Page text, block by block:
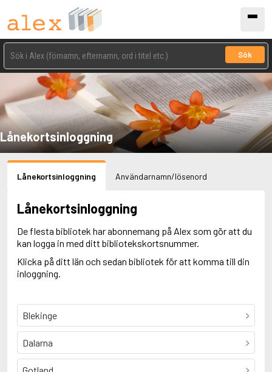
Sök
Lånekortsinloggning
Lånekortsinloggning Användarnamn/lösenord
Lånekortsinloggning
De flesta bibliotek har abonnemang på Alex som gör att du
kan logga in med ditt bibliotekskortsnummer.
Klicka på ditt län och sedan bibliotek för att komma till din
inloggning.
Blekinge
Dalarna